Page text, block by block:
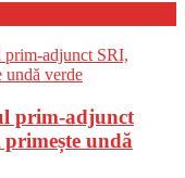
prim-adjunct
undă